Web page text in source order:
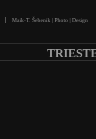
Maik-T. Šebenik | Photo | Design